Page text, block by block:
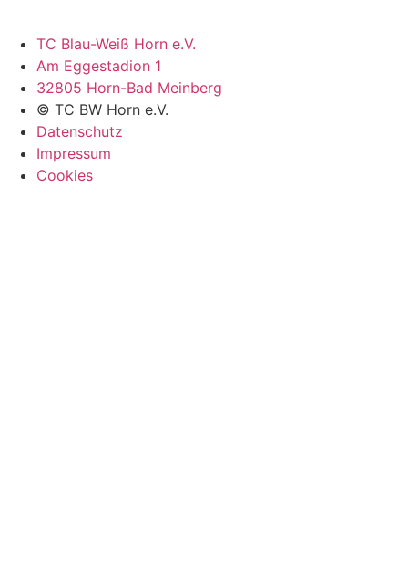
TC Blau-Weiß Horn e.V.
Am Eggestadion 1
32805 Horn-Bad Meinberg
© TC BW Horn e.V.
Datenschutz
Impressum
Cookies